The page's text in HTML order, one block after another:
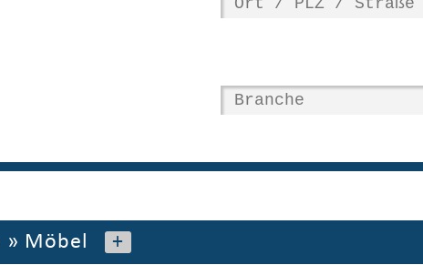
» Möbel +